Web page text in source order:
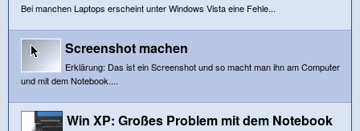
Bei manchen Laptops erscheint unter Windows Vista eine Fehle...
Screenshot machen
Erklärung: Das ist ein Screenshot und so macht man ihn am Computer
und mit dem Notebook....
Win XP: Großes Problem mit dem Notebook